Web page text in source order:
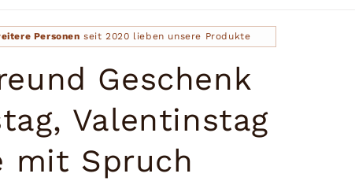
Personen seit 2020 lieben unsere Produkte
Geschenk
Valentinstag
mit Spruch